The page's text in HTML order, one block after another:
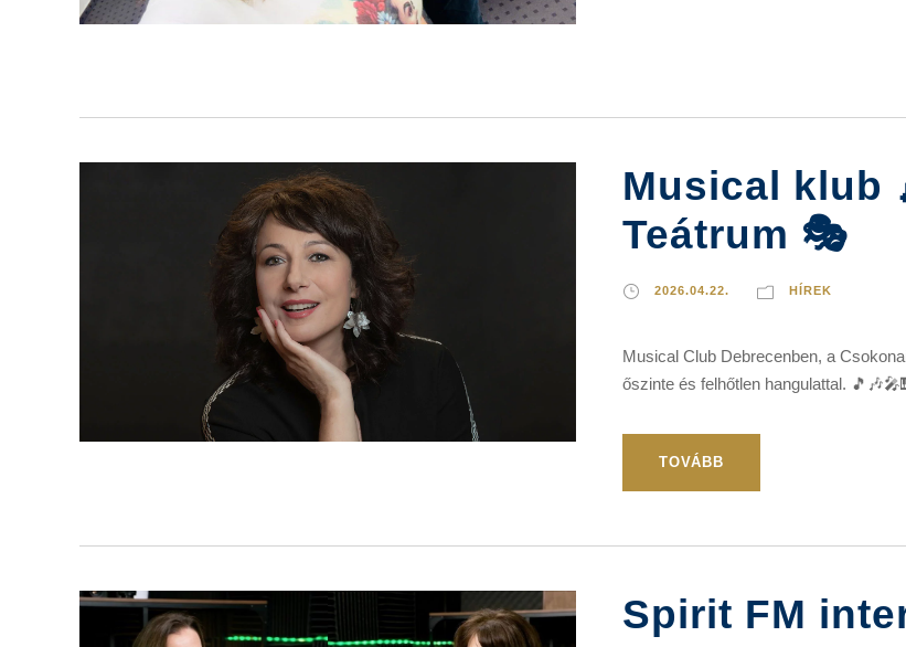
Musical klub
Teátrum 🎭
2026.04.22. HÍREK
Musical Club Debrecenben, a
őszinte és felhőtlen hangulattal.
TOVÁBB
Spirit FM